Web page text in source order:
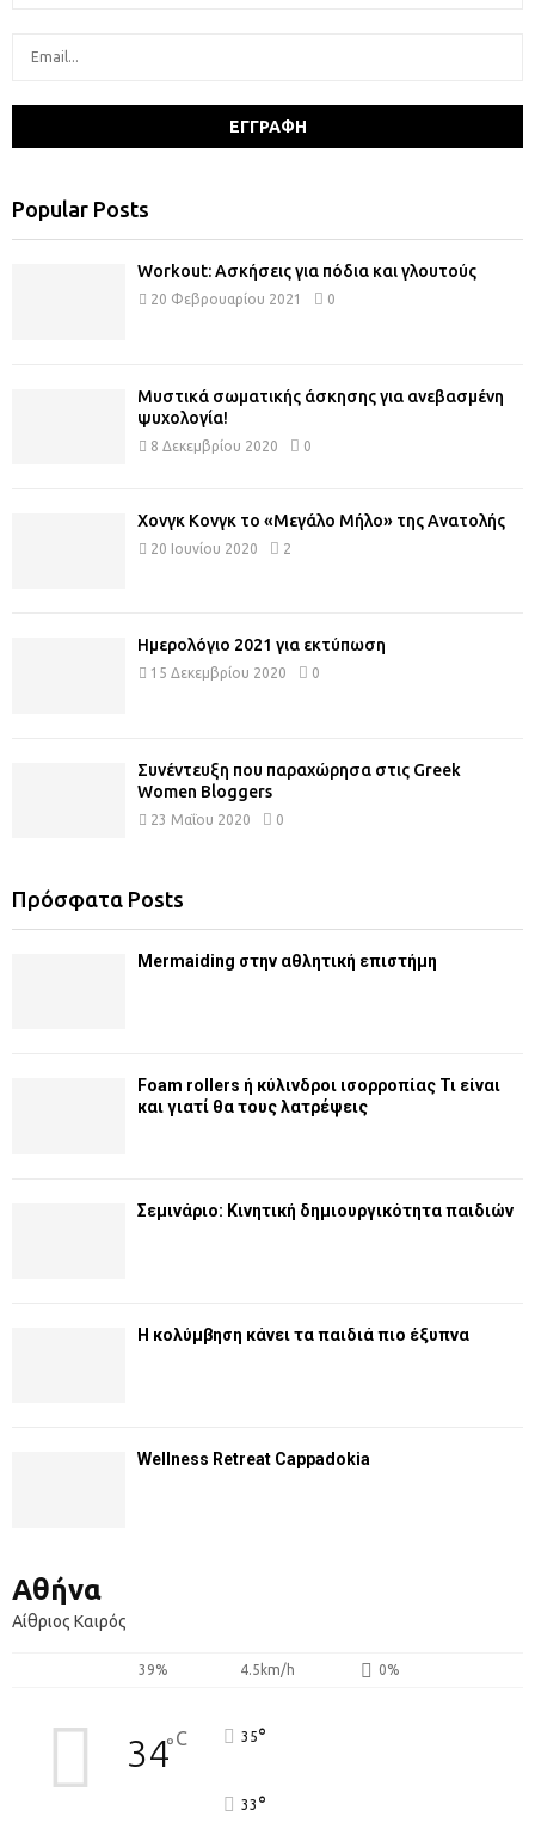
Popular Posts
Workout: Ασκήσεις για πόδια και γλουτούς
20 Φεβρουαρίου 2021 0
Μυστικά σωματικής άσκησης για ανεβασμένη
ψυχολογία!
8 Δεκεμβρίου 2020 0
Χονγκ Κονγκ το «Μεγάλο Μήλο» της Ανατολής
20 Ιουνίου 2020 2
Ημερολόγιο 2021 για εκτύπωση
15 Δεκεμβρίου 2020 0
Συνέντευξη που παραχώρησα στις Greek
Women Bloggers
23 Μαΐου 2020 0
Πρόσφατα Posts
Mermaiding στην αθλητική επιστήμη
Foam rollers ή κύλινδροι ισορροπίας Τι είναι
και γιατί θα τους λατρέψεις
Σεμινάριο: Κινητική δημιουργικότητα παιδιών
Η κολύμβηση κάνει τα παιδιά πιο έξυπνα
Wellness Retreat Cappadokia
Αθήνα
Αίθριος Καιρός
39% 4.5km/h 0%
34°C 35°
33 °